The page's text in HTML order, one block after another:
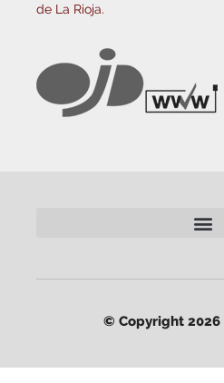
de La Rioja.
© Copyright 2026